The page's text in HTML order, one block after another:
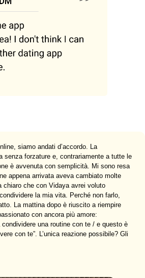
siamo andati d’accordo. La
senza forzature e, contrariamente a tutte le
è avvenuta con semplicità. Mi sono resa
appena arrivata aveva cambiato molte
che con Vidaya avrei voluto
la mia vita. Perché non farlo,
La mattina dopo è riuscito a riempire
con ancora più amore:
una routine con te / e questo è
con te”. L’unica reazione possibile? Gli